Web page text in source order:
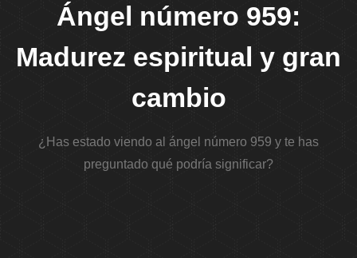
Ángel número 959:
Madurez espiritual y gran
cambio
¿Has estado viendo al ángel número 959 y te has
preguntado qué podría significar?